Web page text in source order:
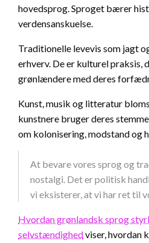
hovedsprog. Sproget bærer
verdensanskuelse.
Traditionelle levevis som jagt
erhverv. De er kulturel praksis,
grønlændere med deres
Kunst, musik og litteratur
kunstnere bruger deres
om kolonisering, modstand og
At bevare vores sprog og
nostalgi. Det er politisk
vi eksisterer, at vi har ret til
Hvordan grønlandsk sprog
selvstændighedviser, hvordan